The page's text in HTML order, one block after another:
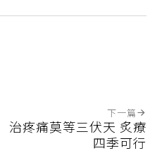
下一篇
治疼痛莫等三伏天 炙療
四季可行